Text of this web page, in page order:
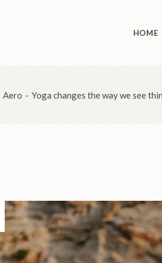
HOME
Main
Main
Aero Yoga changes the way we see